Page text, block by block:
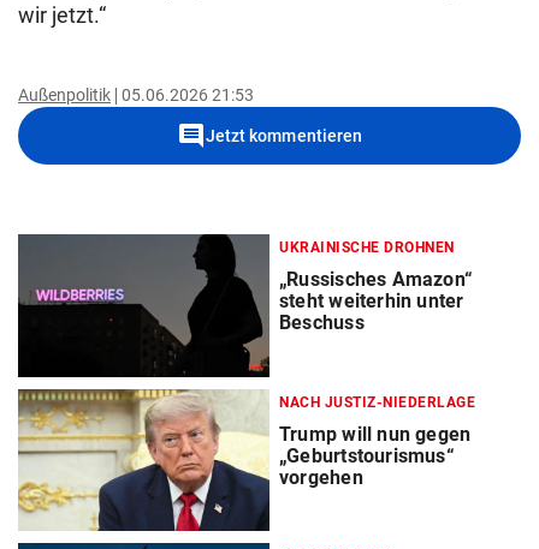
wir jetzt.“
Außenpolitik 05.06.2026 21:53
commentJetzt kommentieren
UKRAINISCHE DROHNEN
„Russisches Amazon“
steht weiterhin unter
Beschuss
NACH JUSTIZ-NIEDERLAGE
Trump will nun gegen
„Geburtstourismus“
vorgehen